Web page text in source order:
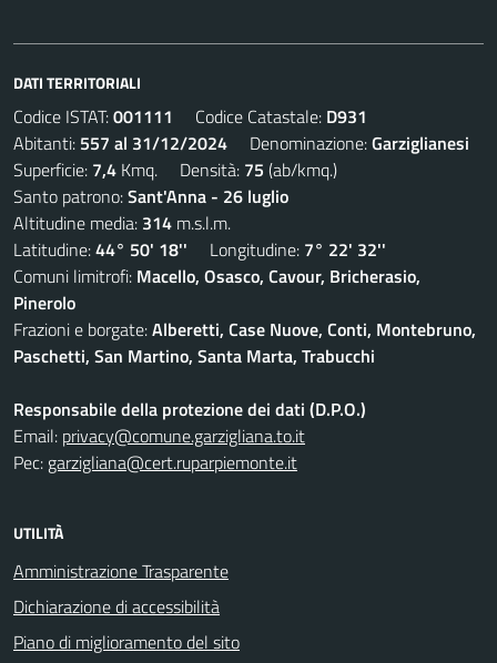
DATI TERRITORIALI
Codice ISTAT:001111 Codice Catastale: D931
Abitanti: 557 al 31/12/2024 Denominazione:Garziglianesi
Superficie: 7,4 Kmq. Densità: 75 (ab/kmq.)
Santo patrono:Sant'Anna - 26 luglio
Altitudine media: 314 m.s.l.m.
Latitudine:44° 50' 18'' Longitudine: 7° 22' 32''
Comuni limitrofi: Macello, Osasco, Cavour, Bricherasio,
Pinerolo
Frazioni e borgate:Alberetti, Case Nuove, Conti, Montebruno,
Paschetti, San Martino, Santa Marta, Trabucchi
Responsabile della protezione dei dati (D.P.O.)
Email: privacy@comune.garzigliana.to.it
Pec: garzigliana@cert.ruparpiemonte.it
UTILITÀ
Amministrazione Trasparente
Dichiarazione di accessibilità
Piano di miglioramento del sito